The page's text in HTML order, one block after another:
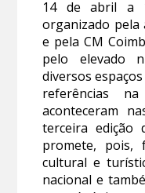
14 de abril a
organizado pela
e pela CM
pelo elevado
diversos
referências
aconteceram
terceira edição
promete, pois,
cultural e
nacional e